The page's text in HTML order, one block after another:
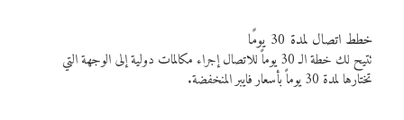
خطط اتصال لمدة 30 يومًا
تتيح لك خطة الـ 30 يوماً للاتصال إجراء مكالمات دولية إلى الوجهة التي
تختارها لمدة 30 يوماً بأسعار فايبر المنخفضة.